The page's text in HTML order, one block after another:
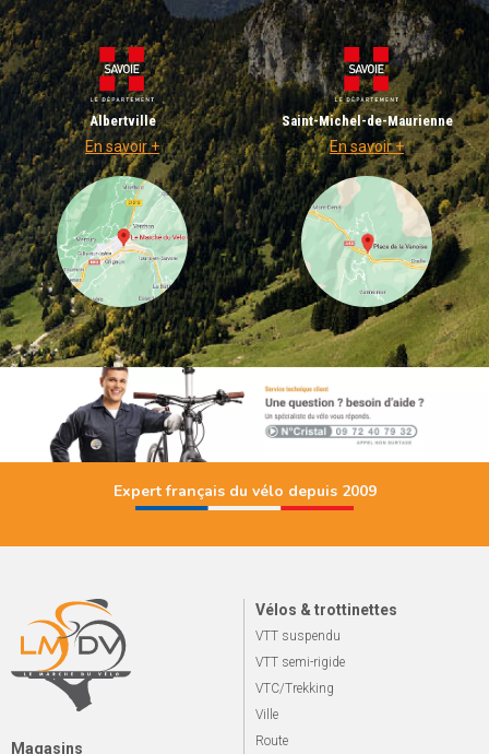
Albertville
En savoir +
Saint-Michel-de-Maurienne
En savoir +
Expert français du vélo depuis 2009
Magasins
Vélos & trottinettes
VTT suspendu
VTT semi-rigide
VTC/Trekking
Ville
Route